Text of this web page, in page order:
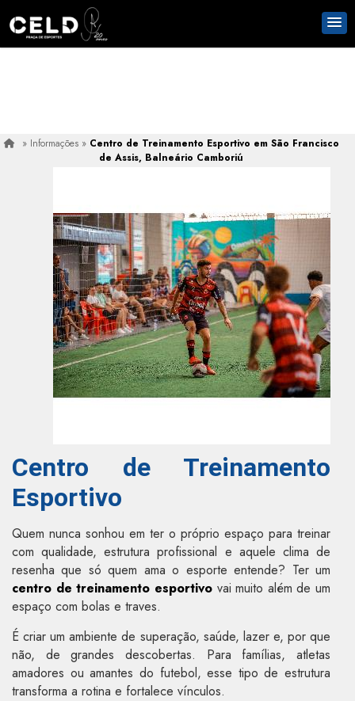
» Informações » Centro de Treinamento Esportivo em São Francisco
de Assis, Balneário Camboriú
Centro de Treinamento
Esportivo
Quem nunca sonhou em ter o próprio espaço para treinar
com qualidade, estrutura profissional e aquele clima de
resenha que só quem ama o esporte entende? Ter um
centro de treinamento esportivovai muito além de um
espaço com bolas e traves.
É criar um ambiente de superação, saúde, lazer e, por que
não, de grandes descobertas. Para famílias, atletas
amadores ou amantes do futebol, esse tipo de estrutura
transforma a rotina e fortalece vínculos.